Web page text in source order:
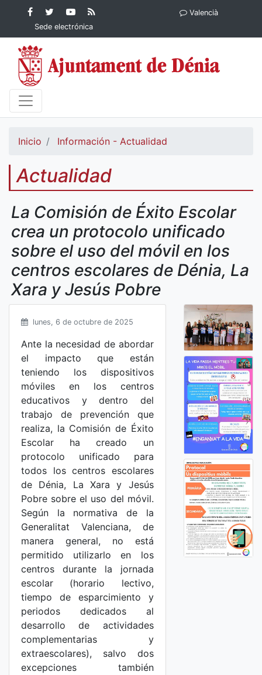
Contenido principalFacebook
Ayuntamiento de
Dénia
Ayuntamiento
de Dénia
YouTube
Ayuntamiento
de Dénia
Ayuntamiento
Sede electrónica
Valencià
Inicio Información - Actualidad
Actualidad
La Comisión de Éxito Escolar
crea un protocolo unificado
sobre el uso del móvil en los
centros escolares de Dénia, La
Xara y Jesús Pobre
lunes, 6 de octubre de 2025
Ante la necesidad de abordar
el impacto que están
teniendo los dispositivos
móviles en los centros
educativos y dentro del
trabajo de prevención que
realiza, la Comisión de Éxito
Escolar ha creado un
protocolo unificado para
todos los centros escolares
de Dénia, La Xara y Jesús
Pobre sobre el uso del móvil.
Según la normativa de la
Generalitat Valenciana, de
manera general, no está
permitido utilizarlo en los
centros durante la jornada
escolar (horario lectivo,
tiempo de esparcimiento y
periodos dedicados al
desarrollo de actividades
complementarias y
extraescolares), salvo dos
excepciones también